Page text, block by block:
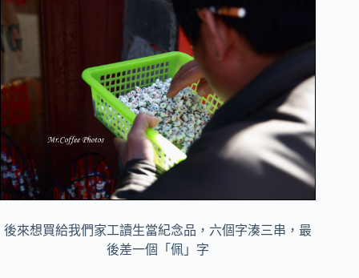
後來想買給我們家工讀生當紀念品，六個字湊三串，最
後差一個「佩」字